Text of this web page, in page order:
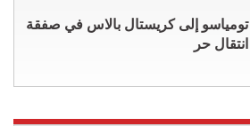
تومياسو إلى كريستال بالاس في صفقة
انتقال حر